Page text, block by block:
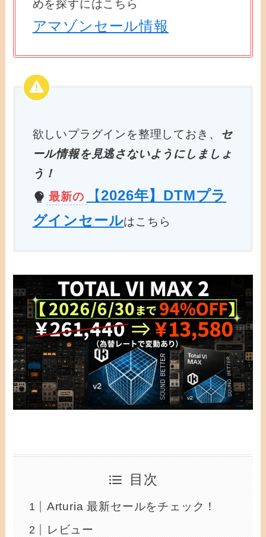
めを探すにはこちら
アマゾンセール情報
欲しいプラグインを整理しておき、
セ
ール情報を見逃さないようにしましょ
う！
最新の
【2026年】DTMプラ
グインセールはこちら
目次
Arturia 最新セールをチェック！
レビュー